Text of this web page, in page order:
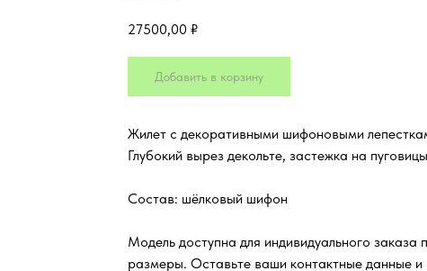
27500,00 ₽
Добавить в корзину
Жилет с декоративными шифоновыми
Глубокий вырез декольте, застежка на
Состав: шёлковый шифон
Модель доступна для индивидуального заказа
размеры. Оставьте ваши контактные данные